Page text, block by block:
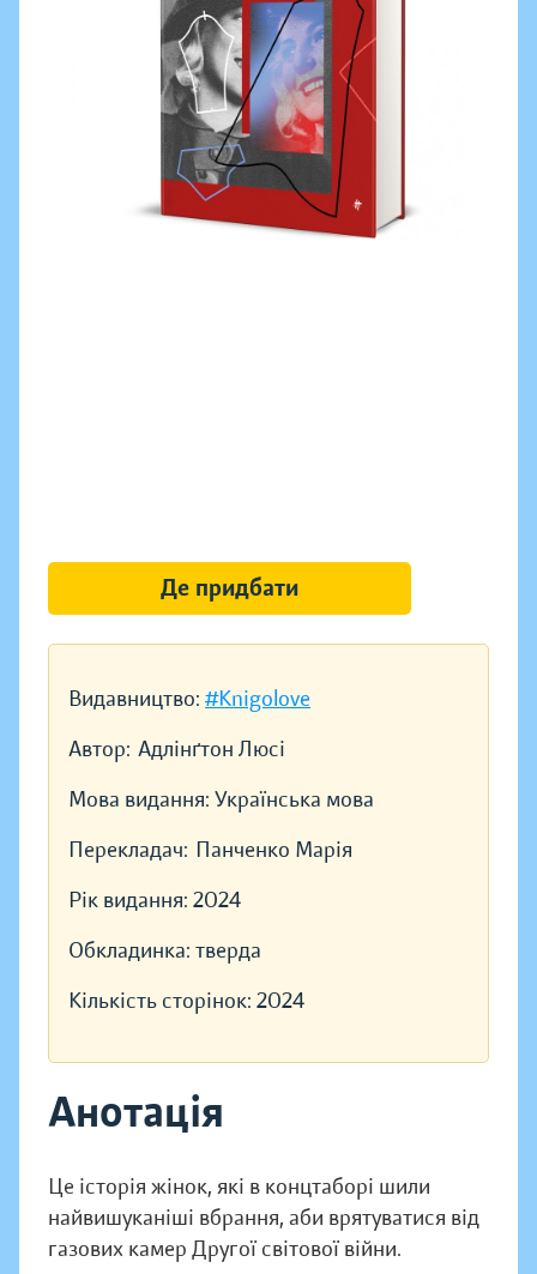
Видавництво: #Knigolove
Автор: Адлінґтон Люсі
Мова видання: Українська мова
Перекладач: Панченко Марія
Рік видання: 2024
Обкладинка: тверда
Кількість сторінок: 2024
Анотація
Це історія жінок, які в концтаборі шили
найвишуканіші вбрання, аби врятуватися від
газових камер Другої світової війни.
Де придбати